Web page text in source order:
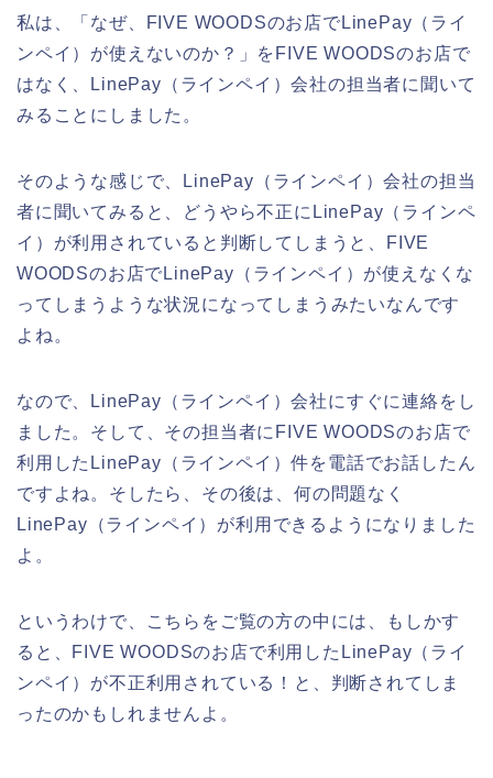
私は、「なぜ、FIVE WOODSのお店でLinePay（ライ
ンペイ）が使えないのか？」をFIVE WOODSのお店で
はなく、LinePay（ラインペイ）会社の担当者に聞いて
みることにしました。
そのような感じで、LinePay（ラインペイ）会社の担当
者に聞いてみると、どうやら不正にLinePay（ラインペ
イ）が利用されていると判断してしまうと、FIVE
WOODSのお店でLinePay（ラインペイ）が使えなくな
ってしまうような状況になってしまうみたいなんです
よね。
なので、LinePay（ラインペイ）会社にすぐに連絡をし
ました。そして、その担当者にFIVE WOODSのお店で
利用したLinePay（ラインペイ）件を電話でお話したん
ですよね。そしたら、その後は、何の問題なく
LinePay（ラインペイ）が利用できるようになりました
よ。
というわけで、こちらをご覧の方の中には、もしかす
ると、FIVE WOODSのお店で利用したLinePay（ライ
ンペイ）が不正利用されている！と、判断されてしま
ったのかもしれませんよ。